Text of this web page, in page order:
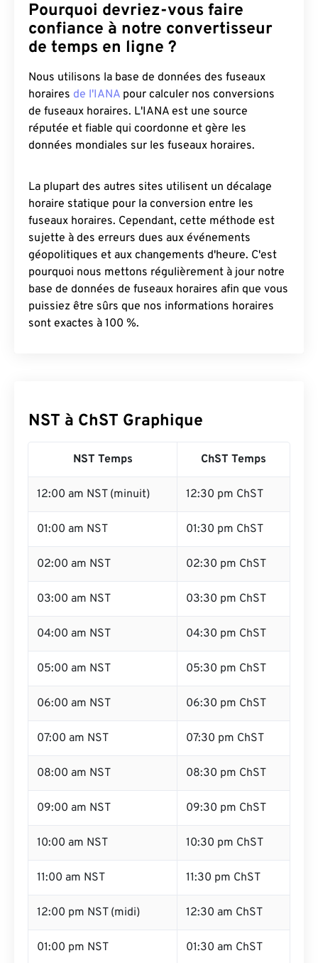
Pourquoi devriez-vous faire
confiance à notre convertisseur
de temps en ligne ?
Nous utilisons la base de données des fuseaux
horaires de l'IANA pour calculer nos conversions
de fuseaux horaires. L'IANA est une source
réputée et fiable qui coordonne et gère les
données mondiales sur les fuseaux horaires.
La plupart des autres sites utilisent un décalage
horaire statique pour la conversion entre les
fuseaux horaires. Cependant, cette méthode est
sujette à des erreurs dues aux événements
géopolitiques et aux changements d'heure. C'est
pourquoi nous mettons régulièrement à jour notre
base de données de fuseaux horaires afin que vous
puissiez être sûrs que nos informations horaires
sont exactes à 100 %.
NST à ChST Graphique
NST Temps ChST Temps
12:00 am NST (minuit) 12:30 pm ChST
01:00 am NST 01:30 pm ChST
02:00 am NST 02:30 pm ChST
03:00 am NST 03:30 pm ChST
04:00 am NST 04:30 pm ChST
05:00 am NST 05:30 pm ChST
06:00 am NST 06:30 pm ChST
07:00 am NST 07:30 pm ChST
08:00 am NST 08:30 pm ChST
09:00 am NST 09:30 pm ChST
10:00 am NST 10:30 pm ChST
11:00 am NST 11:30 pm ChST
12:00 pm NST (midi) 12:30 am ChST
01:00 pm NST 01:30 am ChST